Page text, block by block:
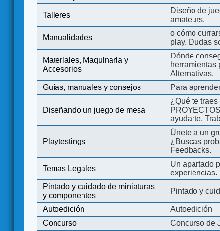
Talleres
Diseño de
amateurs.
Manualidades
o cómo
play. Dudas
Materiales, Maquinaria y
Accesorios
Dónde
herramientas
Alternativas.
Guías, manuales y consejos
Para
Diseñando un juego de mesa
¿Qué te
ayudarte.
Playtestings
Únete a un
¿Buscas
Feedbacks.
Temas Legales
Un apartado
experiencias.
Pintado y cuidado de miniaturas
y componentes
Pintado y
Autoedición
Autoedición
Concurso
Concurso de